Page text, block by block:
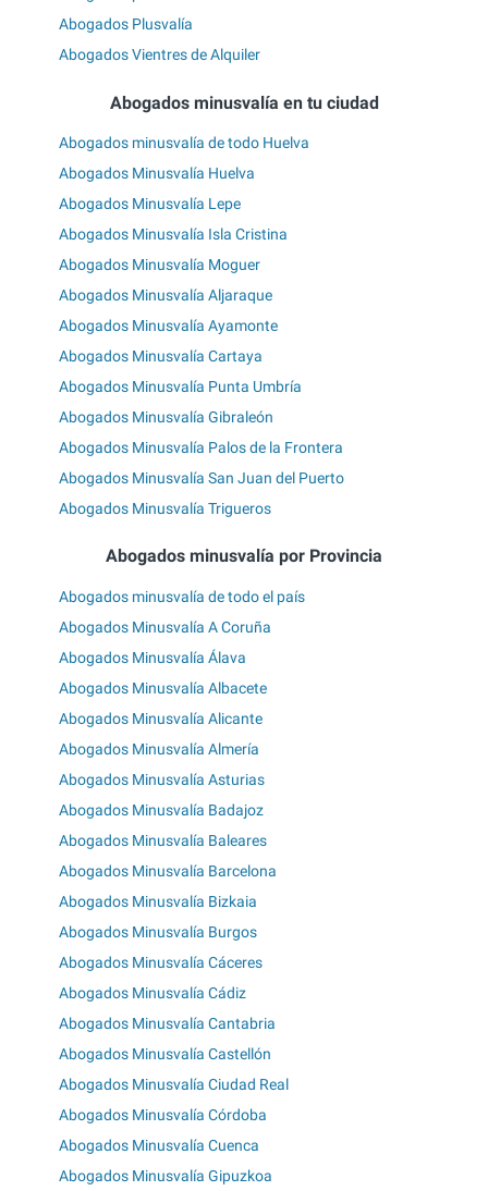
Abogados Plusvalía
Abogados Vientres de Alquiler
Abogados minusvalía en tu ciudad
Abogados minusvalía de todo Huelva
Abogados Minusvalía Huelva
Abogados Minusvalía Lepe
Abogados Minusvalía Isla Cristina
Abogados Minusvalía Moguer
Abogados Minusvalía Aljaraque
Abogados Minusvalía Ayamonte
Abogados Minusvalía Cartaya
Abogados Minusvalía Punta Umbría
Abogados Minusvalía Gibraleón
Abogados Minusvalía Palos de la Frontera
Abogados Minusvalía San Juan del Puerto
Abogados Minusvalía Trigueros
Abogados minusvalía por Provincia
Abogados minusvalía de todo el país
Abogados Minusvalía A Coruña
Abogados Minusvalía Álava
Abogados Minusvalía Albacete
Abogados Minusvalía Alicante
Abogados Minusvalía Almería
Abogados Minusvalía Asturias
Abogados Minusvalía Badajoz
Abogados Minusvalía Baleares
Abogados Minusvalía Barcelona
Abogados Minusvalía Bizkaia
Abogados Minusvalía Burgos
Abogados Minusvalía Cáceres
Abogados Minusvalía Cádiz
Abogados Minusvalía Cantabria
Abogados Minusvalía Castellón
Abogados Minusvalía Ciudad Real
Abogados Minusvalía Córdoba
Abogados Minusvalía Cuenca
Abogados Minusvalía Gipuzkoa